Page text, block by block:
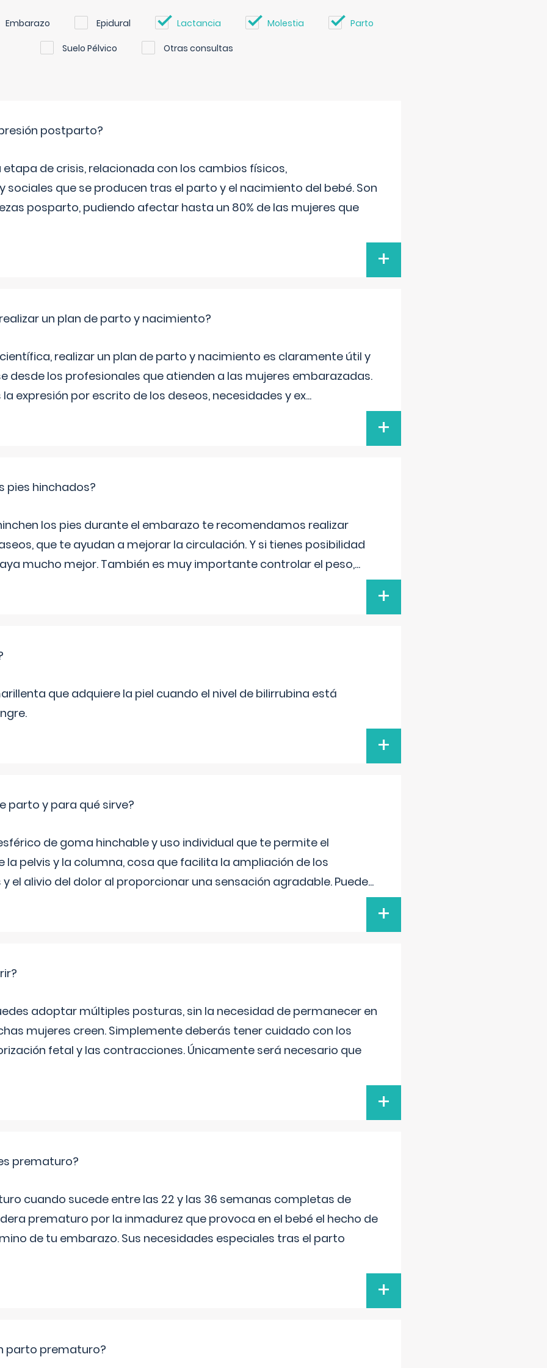
Embarazo Epidural Lactancia Molestia Parto
Suelo Pélvico Otras consultas
postparto?
de crisis, relacionada con los cambios físicos,
sociales que se producen tras el parto y el nacimiento del bebé. Son
posparto, pudiendo afectar hasta un 80% de las mujeres que
+
un plan de parto y nacimiento?
realizar un plan de parto y nacimiento es claramente útil y
desde los profesionales que atienden a las mujeres embarazadas.
expresión por escrito de los deseos, necesidades y ex...
+
pies hinchados?
los pies durante el embarazo te recomendamos realizar
que te ayudan a mejorar la circulación. Y si tienes posibilidad
mucho mejor. También es muy importante controlar el peso,...
+
que adquiere la piel cuando el nivel de bilirrubina está
+
parto y para qué sirve?
de goma hinchable y uso individual que te permite el
la pelvis y la columna, cosa que facilita la ampliación de los
el alivio del dolor al proporcionar una sensación agradable. Puede...
+
adoptar múltiples posturas, sin la necesidad de permanecer en
mujeres creen. Simplemente deberás tener cuidado con los
fetal y las contracciones. Únicamente será necesario que
+
prematuro?
cuando sucede entre las 22 y las 36 semanas completas de
prematuro por la inmadurez que provoca en el bebé el hecho de
de tu embarazo. Sus necesidades especiales tras el parto
+
parto prematuro?